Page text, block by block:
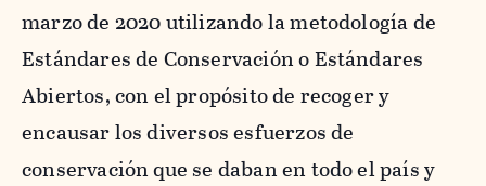
marzo de 2020 utilizando la metodología de
Estándares de Conservación o Estándares
Abiertos, con el propósito de recoger y
encausar los diversos esfuerzos de
conservación que se daban en todo el país y